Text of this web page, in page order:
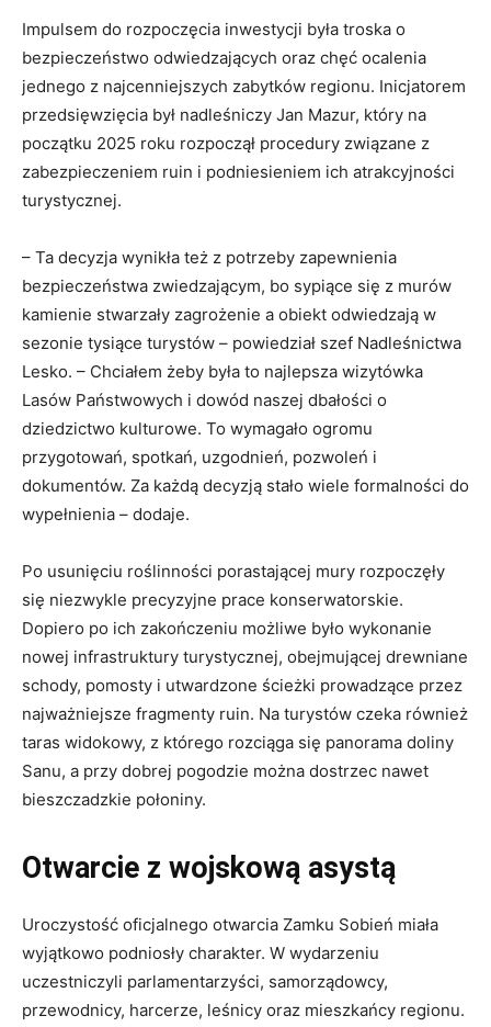
Impulsem do rozpoczęcia inwestycji była troska o
bezpieczeństwo odwiedzających oraz chęć ocalenia
jednego z najcenniejszych zabytków regionu. Inicjatorem
przedsięwzięcia był nadleśniczy Jan Mazur, który na
początku 2025 roku rozpoczął procedury związane z
zabezpieczeniem ruin i podniesieniem ich atrakcyjności
turystycznej.
– Ta decyzja wynikła też z potrzeby zapewnienia
bezpieczeństwa zwiedzającym, bo sypiące się z murów
kamienie stwarzały zagrożenie a obiekt odwiedzają w
sezonie tysiące turystów – powiedział szef Nadleśnictwa
Lesko. – Chciałem żeby była to najlepsza wizytówka
Lasów Państwowych i dowód naszej dbałości o
dziedzictwo kulturowe. To wymagało ogromu
przygotowań, spotkań, uzgodnień, pozwoleń i
dokumentów. Za każdą decyzją stało wiele formalności do
wypełnienia – dodaje.
Po usunięciu roślinności porastającej mury rozpoczęły
się niezwykle precyzyjne prace konserwatorskie.
Dopiero po ich zakończeniu możliwe było wykonanie
nowej infrastruktury turystycznej, obejmującej drewniane
schody, pomosty i utwardzone ścieżki prowadzące przez
najważniejsze fragmenty ruin. Na turystów czeka również
taras widokowy, z którego rozciąga się panorama doliny
Sanu, a przy dobrej pogodzie można dostrzec nawet
bieszczadzkie połoniny.
Otwarcie z wojskową asystą
Uroczystość oficjalnego otwarcia Zamku Sobień miała
wyjątkowo podniosły charakter. W wydarzeniu
uczestniczyli parlamentarzyści, samorządowcy,
przewodnicy, harcerze, leśnicy oraz mieszkańcy regionu.